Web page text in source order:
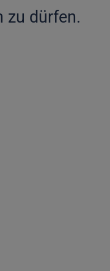
zu dürfen.